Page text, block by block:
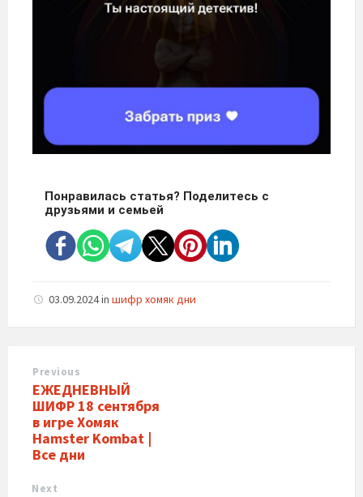
Понравилась статья? Поделитесь с
друзьями и семьей
03.09.2024in шифр хомяк дни
Previous
ЕЖЕДНЕВНЫЙ
ШИФР 18 сентября
в игре Хомяк
Hamster Kombat |
Все дни
Next